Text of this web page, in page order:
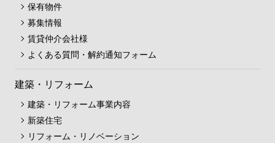
保有物件
募集情報
賃貸仲介会社様
よくある質問・解約通知フォーム
建築・リフォーム
建築・リフォーム事業内容
新築住宅
リフォーム・リノベーション